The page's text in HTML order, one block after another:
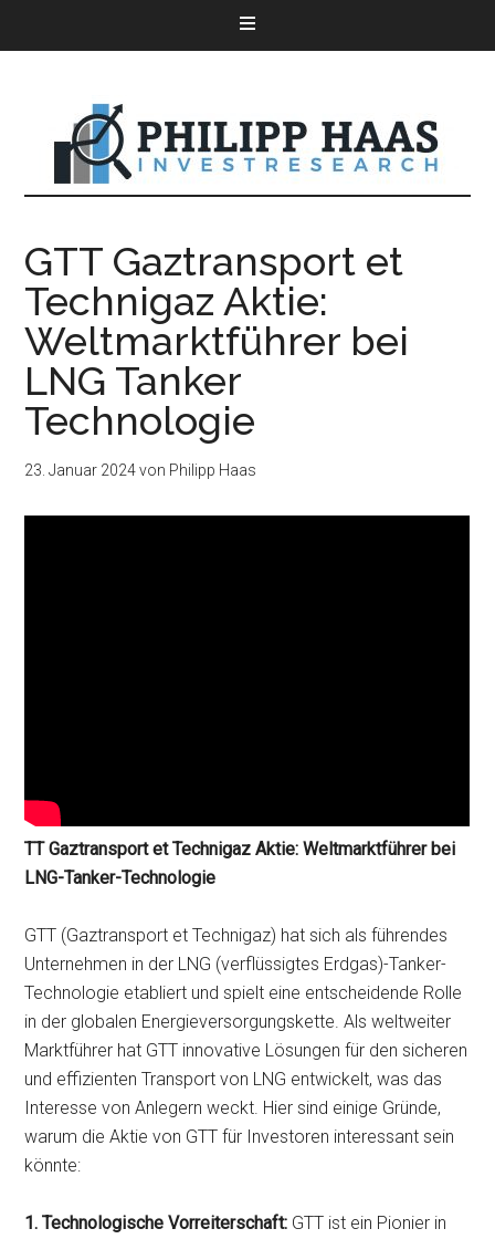
GTT Gaztransport et
Technigaz Aktie:
Weltmarktführer bei
LNG Tanker
Technologie
23. Januar 2024von Philipp Haas
TT Gaztransport et Technigaz Aktie: Weltmarktführer bei
LNG-Tanker-Technologie
GTT (Gaztransport et Technigaz) hat sich als führendes
Unternehmen in der LNG (verflüssigtes Erdgas)-Tanker-
Technologie etabliert und spielt eine entscheidende Rolle
in der globalen Energieversorgungskette. Als weltweiter
Marktführer hat GTT innovative Lösungen für den sicheren
und effizienten Transport von LNG entwickelt, was das
Interesse von Anlegern weckt. Hier sind einige Gründe,
warum die Aktie von GTT für Investoren interessant sein
könnte:
1. Technologische Vorreiterschaft: GTT ist ein Pionier in